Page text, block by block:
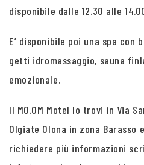
disponibile dalle 12.30 alle
E’ disponibile poi una spa con
getti idromassaggio, sauna
emozionale.
Il MO.OM Motel lo trovi in Via
Olgiate Olona in zona Barasso
richiedere più informazioni